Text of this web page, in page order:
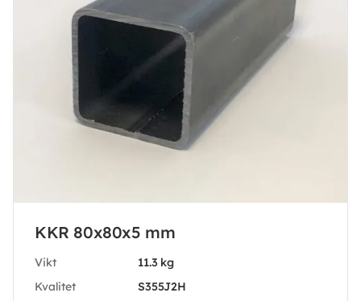
KKR 80x80x5 mm
Vikt
11.3 kg
Kvalitet
S355J2H